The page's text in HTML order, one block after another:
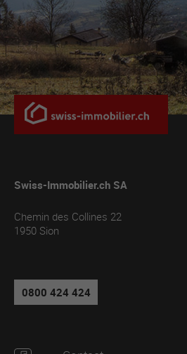
Swiss-Immobilier.ch SA
Chemin des Collines 22
1950 Sion
0800 424 424